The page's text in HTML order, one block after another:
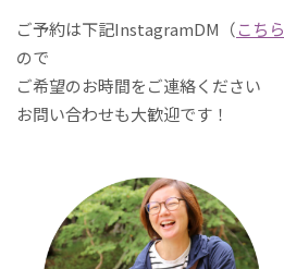
ご予約は下記InstagramDM（こちら
ので
ご希望のお時間をご連絡ください
お問い合わせも大歓迎です！